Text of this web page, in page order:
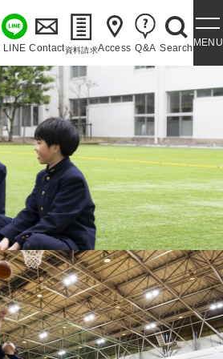
LINE Contact資料請求Access Q&A SearchMENU